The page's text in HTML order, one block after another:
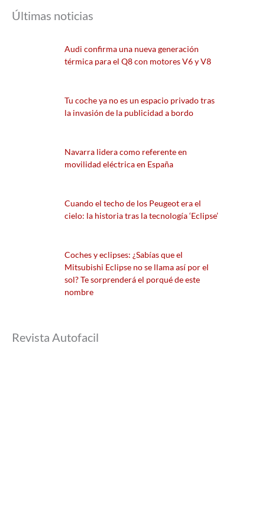
Últimas noticias
Audi confirma una nueva generación
térmica para el Q8 con motores V6 y V8
Tu coche ya no es un espacio privado tras
la invasión de la publicidad a bordo
Navarra lidera como referente en
movilidad eléctrica en España
Cuando el techo de los Peugeot era el
cielo: la historia tras la tecnología ‘Eclipse’
Coches y eclipses: ¿Sabías que el
Mitsubishi Eclipse no se llama así por el
sol? Te sorprenderá el porqué de este
nombre
Revista Autofacil